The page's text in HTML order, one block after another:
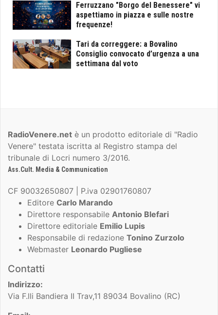
Ferruzzano "Borgo del Benessere" vi
aspettiamo in piazza e sulle nostre
frequenze!
Tari da correggere: a Bovalino
Consiglio convocato d’urgenza a una
settimana dal voto
RadioVenere.net è un prodotto editoriale di "Radio
Venere" testata iscritta al Registro stampa del
tribunale di Locri numero 3/2016.
Ass.Cult. Media & Communication
CF 90032650807 | P.iva 02901760807
Editore Carlo Marando
Direttore responsabile Antonio Blefari
Direttore editoriale Emilio Lupis
Responsabile di redazione Tonino Zurzolo
Webmaster Leonardo Pugliese
Contatti
Indirizzo:
Via F.lli Bandiera II Trav,11 89034 Bovalino (RC)